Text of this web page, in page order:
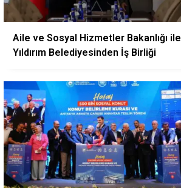
Aile ve Sosyal Hizmetler Bakanlığı ile
Yıldırım Belediyesinden İş Birliği